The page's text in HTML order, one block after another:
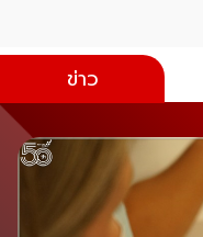
ข่าว